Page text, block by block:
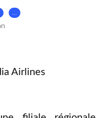
Airlines